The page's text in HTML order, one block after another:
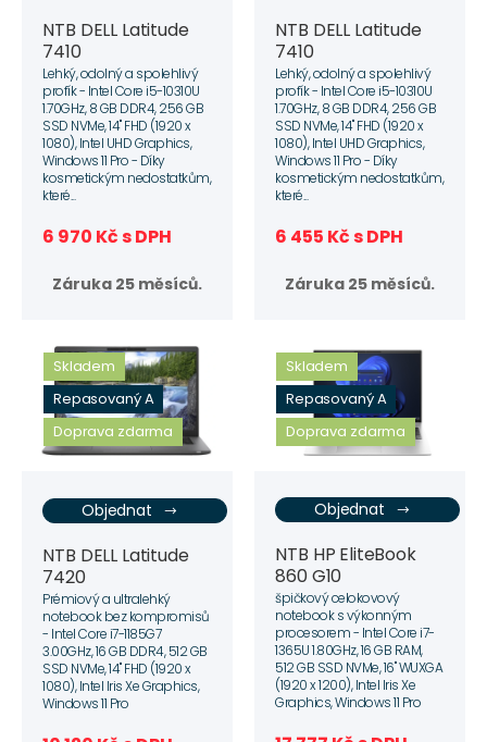
NTB DELL Latitude
7410
Lehký, odolný a spolehlivý
profík - Intel Core i5-10310U
1.70GHz, 8 GB DDR4, 256 GB
SSD NVMe, 14" FHD (1920 x
1080), Intel UHD Graphics,
Windows 11 Pro - Díky
kosmetickým nedostatkům,
které...
6 970 Kč s DPH
Záruka 25 měsíců.
NTB DELL Latitude
7410
Lehký, odolný a spolehlivý
profík - Intel Core i5-10310U
1.70GHz, 8 GB DDR4, 256 GB
SSD NVMe, 14" FHD (1920 x
1080), Intel UHD Graphics,
Windows 11 Pro - Díky
kosmetickým nedostatkům,
které...
6 455 Kč s DPH
Záruka 25 měsíců.
Skladem
Repasovaný A
Doprava zdarma
Objednat
NTB DELL Latitude
7420
Prémiový a ultralehký
notebook bez kompromisů
- Intel Core i7-1185G7
3.00GHz, 16 GB DDR4, 512 GB
SSD NVMe, 14" FHD (1920 x
1080), Intel Iris Xe Graphics,
Windows 11 Pro
Skladem
Repasovaný A
Doprava zdarma
Objednat
NTB HP EliteBook
860 G10
špičkový celokovový
notebook s výkonným
procesorem - Intel Core i7-
1365U 1.80GHz, 16 GB RAM,
512 GB SSD NVMe, 16" WUXGA
(1920 x 1200), Intel Iris Xe
Graphics, Windows 11 Pro